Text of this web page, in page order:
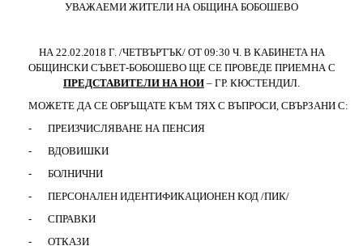
Председател
СЪСТАВ ОбС 2011-2015.
архив ОБС СЪВЕТНИЦИ МАНДАТ 2019-2023
Материали за предстоящо заседание
Видео /на живо/ Общински сесии и комисии
УВАЖАЕМИ ЖИТЕЛИ НА ОБЩИНА БОБОШЕВО
НА22.02.2018 Г. /ЧЕТВЪРТЪК/ ОТ 09:30 Ч. В КАБИНЕТА НА
ОБЩИНСКИ СЪВЕТ-БОБОШЕВО ЩЕ СЕ ПРОВЕДЕ ПРИЕМНА С
ПРЕДСТАВИТЕЛИ НА НОИ – ГР. КЮСТЕНДИЛ.
МОЖЕТЕ ДА СЕ ОБРЪЩАТЕ КЪМ ТЯХ С ВЪПРОСИ, СВЪРЗАНИ С:
-
ПРЕИЗЧИСЛЯВАНЕ НА ПЕНСИЯ
-
ВДОВИШКИ
-
БОЛНИЧНИ
-
ПЕРСОНАЛЕН ИДЕНТИФИКАЦИОНЕН КОД /ПИК/
-
СПРАВКИ
-
ОТКАЗИ